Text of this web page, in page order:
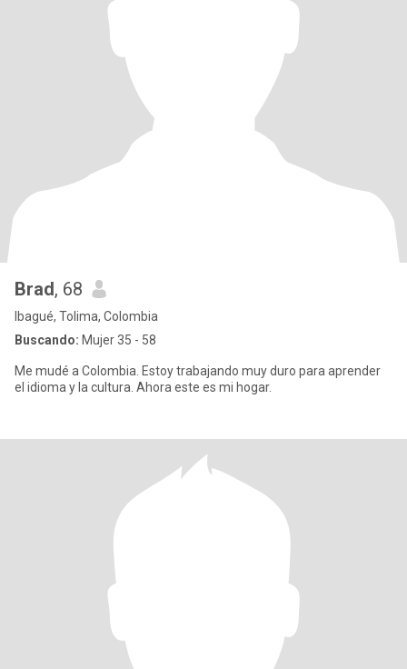
Brad, 68
Ibagué, Tolima, Colombia
Buscando: Mujer 35 - 58
Me mudé a Colombia. Estoy trabajando muy duro para aprender
el idioma y la cultura. Ahora este es mi hogar.